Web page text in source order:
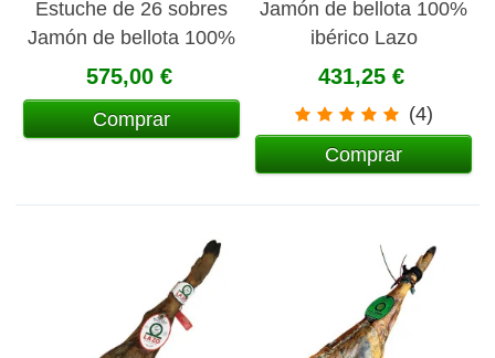
Estuche de 26 sobres
Jamón de bellota 100%
ibérico DOP loncheado
100 gr
575,00 €
Comprar
Jamón de bellota 100%
ibérico Lazo
431,25 €
(4)
Comprar